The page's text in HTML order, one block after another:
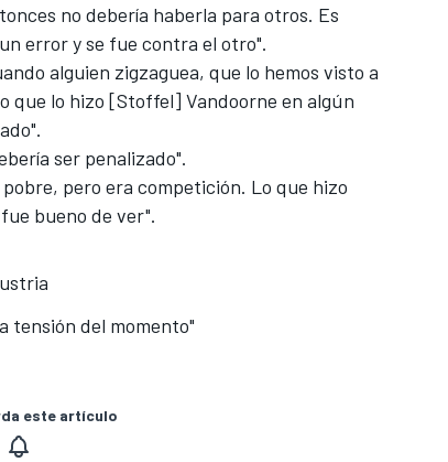
no debería haberla para otros. Es
error y se fue contra el otro".
alguien zigzaguea, que lo hemos visto a
que lo hizo [Stoffel] Vandoorne en algún
ser penalizado".
pero era competición. Lo que hizo
bueno de ver".
tensión del momento"
este artículo